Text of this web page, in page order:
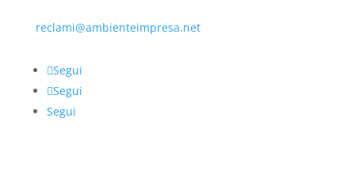
reclami@ambienteimpresa.net
Segui
Segui
Segui